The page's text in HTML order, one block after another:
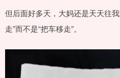
但后面好多天，大妈还是天天往
走”而不是“把车移走”。